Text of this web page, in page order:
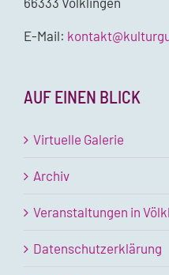
E-Mail:
AUF EINEN BLICK
Virtuelle Galerie
Archiv
Veranstaltungen in
Datenschutzerklärung